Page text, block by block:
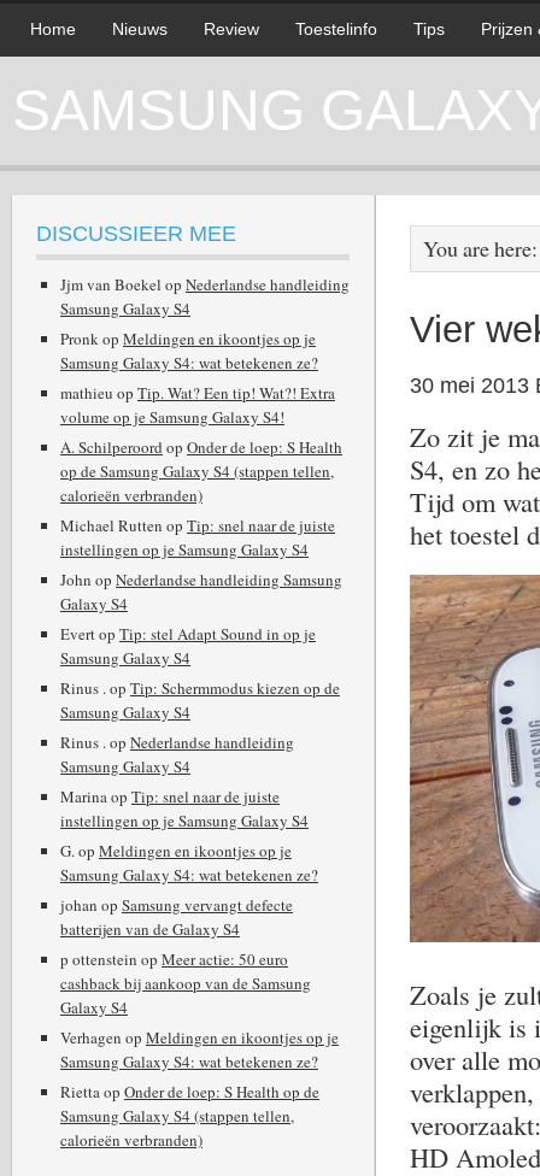
Home Nieuws Review Toestelinfo Tips Prijzen
SAMSUNG
You are
Vier
30 mei 2013
Zo zit je
S4, en zo
Tijd om
het toestel
Zoals je
eigenlijk is
over alle
HD
DISCUSSIEER MEE
Jjm van Boekel op Nederlandse handleiding
Samsung Galaxy S4
Pronkop Meldingen en ikoontjes op je
Samsung Galaxy S4: wat betekenen ze?
mathieu op Tip. Wat? Een tip! Wat?! Extra
volume op je Samsung Galaxy S4!
A. Schilperoord op Onder de loep: S Health
op de Samsung Galaxy S4 (stappen tellen,
calorieën verbranden)
Michael Rutten op Tip: snel naar de juiste
instellingen op je Samsung Galaxy S4
John op Nederlandse handleiding Samsung
Galaxy S4
Evertop Tip: stel Adapt Sound in op je
Samsung Galaxy S4
Rinus .op Tip: Schermmodus kiezen op de
Samsung Galaxy S4
Rinus .op Nederlandse handleiding
Samsung Galaxy S4
Marinaop Tip: snel naar de juiste
instellingen op je Samsung Galaxy S4
G.op Meldingen en ikoontjes op je
Samsung Galaxy S4: wat betekenen ze?
johan op Samsung vervangt defecte
batterijen van de Galaxy S4
p ottenstein op Meer actie: 50 euro
cashback bij aankoop van de Samsung
Galaxy S4
Verhagen op Meldingen en ikoontjes op je
Samsung Galaxy S4: wat betekenen ze?
Riettaop Onder de loep: S Health op de
Samsung Galaxy S4 (stappen tellen,
calorieën verbranden)